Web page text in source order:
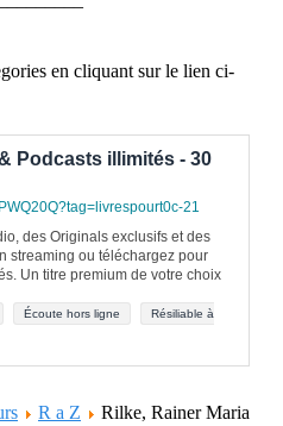
en cliquant sur le lien ci-
Podcasts illimités - 30
21
des Originals exclusifs et des
streaming ou téléchargez pour
Un titre premium de votre choix
Écoute hors ligne
Résiliable à
R a Z Rilke, Rainer Maria